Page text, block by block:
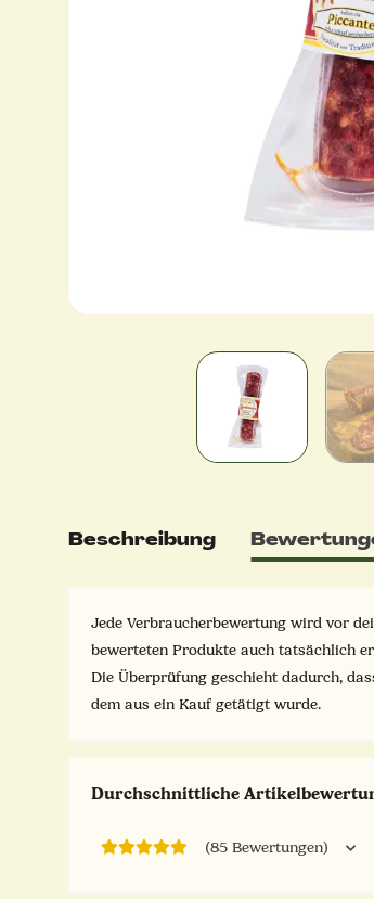
Beschreibung
Jede Verbraucherbewertung wird vor
bewerteten Produkte auch tatsächlich
Die Überprüfung geschieht dadurch,
dem aus ein Kauf getätigt wurde.
Durchschnittliche
(85 Bewertungen)